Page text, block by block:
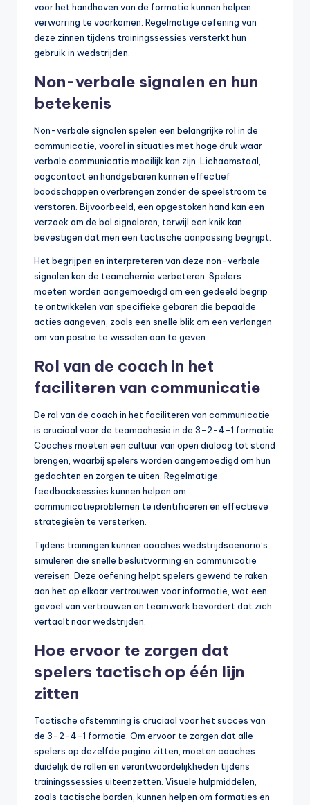
voor het handhaven van de formatie kunnen helpen
verwarring te voorkomen. Regelmatige oefening van
deze zinnen tijdens trainingssessies versterkt hun
gebruik in wedstrijden.
Non-verbale signalen en hun
betekenis
Non-verbale signalen spelen een belangrijke rol in de
communicatie, vooral in situaties met hoge druk waar
verbale communicatie moeilijk kan zijn. Lichaamstaal,
oogcontact en handgebaren kunnen effectief
boodschappen overbrengen zonder de speelstroom te
verstoren. Bijvoorbeeld, een opgestoken hand kan een
verzoek om de bal signaleren, terwijl een knik kan
bevestigen dat men een tactische aanpassing begrijpt.
Het begrijpen en interpreteren van deze non-verbale
signalen kan de teamchemie verbeteren. Spelers
moeten worden aangemoedigd om een gedeeld begrip
te ontwikkelen van specifieke gebaren die bepaalde
acties aangeven, zoals een snelle blik om een verlangen
om van positie te wisselen aan te geven.
Rol van de coach in het
faciliteren van communicatie
De rol van de coach in het faciliteren van communicatie
is cruciaal voor de teamcohesie in de 3-2-4-1 formatie.
Coaches moeten een cultuur van open dialoog tot stand
brengen, waarbij spelers worden aangemoedigd om hun
gedachten en zorgen te uiten. Regelmatige
feedbacksessies kunnen helpen om
communicatieproblemen te identificeren en effectieve
strategieën te versterken.
Tijdens trainingen kunnen coaches wedstrijdscenario’s
simuleren die snelle besluitvorming en communicatie
vereisen. Deze oefening helpt spelers gewend te raken
aan het op elkaar vertrouwen voor informatie, wat een
gevoel van vertrouwen en teamwork bevordert dat zich
vertaalt naar wedstrijden.
Hoe ervoor te zorgen dat
spelers tactisch op één lijn
zitten
Tactische afstemming is cruciaal voor het succes van
de 3-2-4-1 formatie. Om ervoor te zorgen dat alle
spelers op dezelfde pagina zitten, moeten coaches
duidelijk de rollen en verantwoordelijkheden tijdens
trainingssessies uiteenzetten. Visuele hulpmiddelen,
zoals tactische borden, kunnen helpen om formaties en